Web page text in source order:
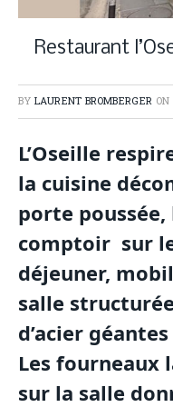
Restaurant
BY LAURENT BROMBERGER ON
L’Oseille
la cuisine
porte poussée,
comptoir sur
déjeuner,
salle
d’acier
Les fourneaux
sur la salle